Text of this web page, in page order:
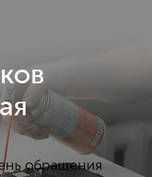
обращения